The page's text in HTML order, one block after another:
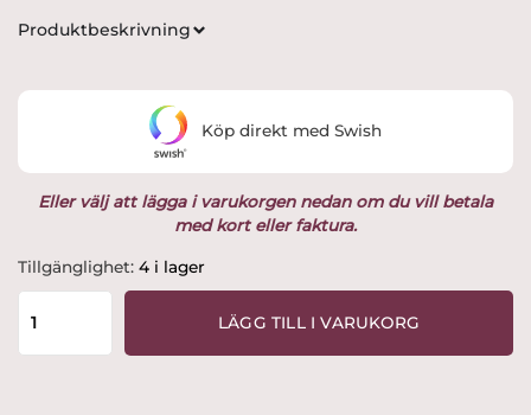
ursprungliga
449 kr.
423.44 kr.
Produktbeskrivning
Eller välj att lägga i varukorgen nedan om du vill betala
med kort eller faktura.
Tillgänglighet: 4 i lager
Lord
Nelson
Marinblå
LÄGG TILL I VARUKORG
Köp direkt med Swish